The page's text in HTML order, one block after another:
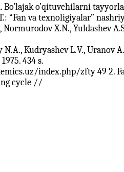
Bo’lajak o’qituvchilarni
“Fan va texnoligiyalar”
X.N., Yuldashev
Kudryashev L.V., Uranov
434 s.
index.php/zfty 49 2.
cycle //